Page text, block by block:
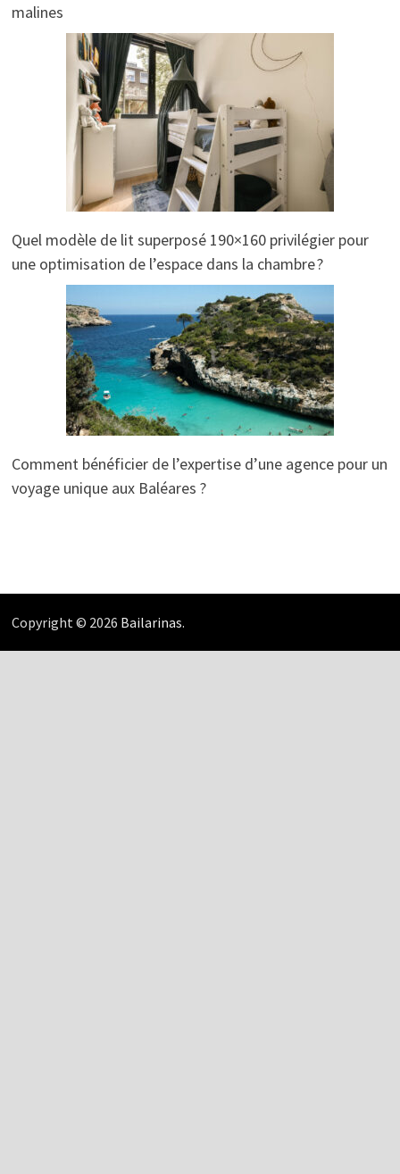
malines
Quel modèle de lit superposé 190×160 privilégier pour
une optimisation de l’espace dans la chambre ?
Comment bénéficier de l’expertise d’une agence pour un
voyage unique aux Baléares ?
Copyright © 2026 Bailarinas.